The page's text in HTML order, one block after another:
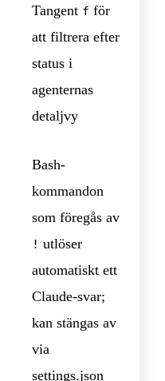
Tangent f för
att filtrera efter
status i
agenternas
detaljvy
Bash-
kommandon
som föregås av
! utlöser
automatiskt ett
Claude-svar;
kan stängas av
via
settings.json